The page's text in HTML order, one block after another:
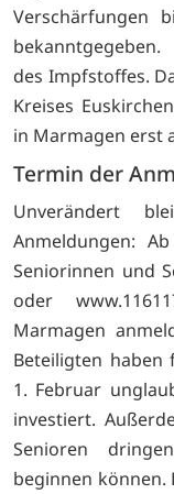
Verschärfungen
des Impfstoffes.
Kreises
in Marmagen erst
Termin der
Unverändert
Anmeldungen:
Seniorinnen und
oder
Marmagen
Beteiligten
1. Februar
investiert.
Senioren
beginnen können.